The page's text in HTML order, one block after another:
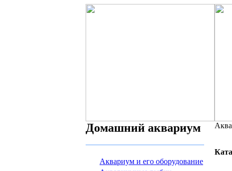
Домашний аквариум
Аквариум и его оборудование